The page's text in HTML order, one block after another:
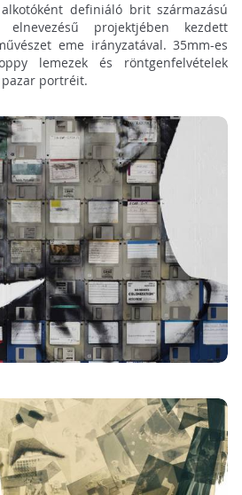
definiáló brit származású
projektjében kezdett
eme irányzatával. 35mm-es
lemezek és röntgenfelvételek
portréit.